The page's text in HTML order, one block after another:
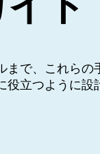
で、これらの
立つように設